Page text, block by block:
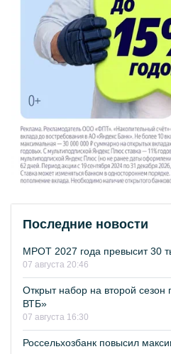
Последние новости
МРОТ 2027 года превысит 30
07 августа 20:46
Открыт набор на второй
ВТБ»
07 августа 16:30
Россельхозбанк повысил